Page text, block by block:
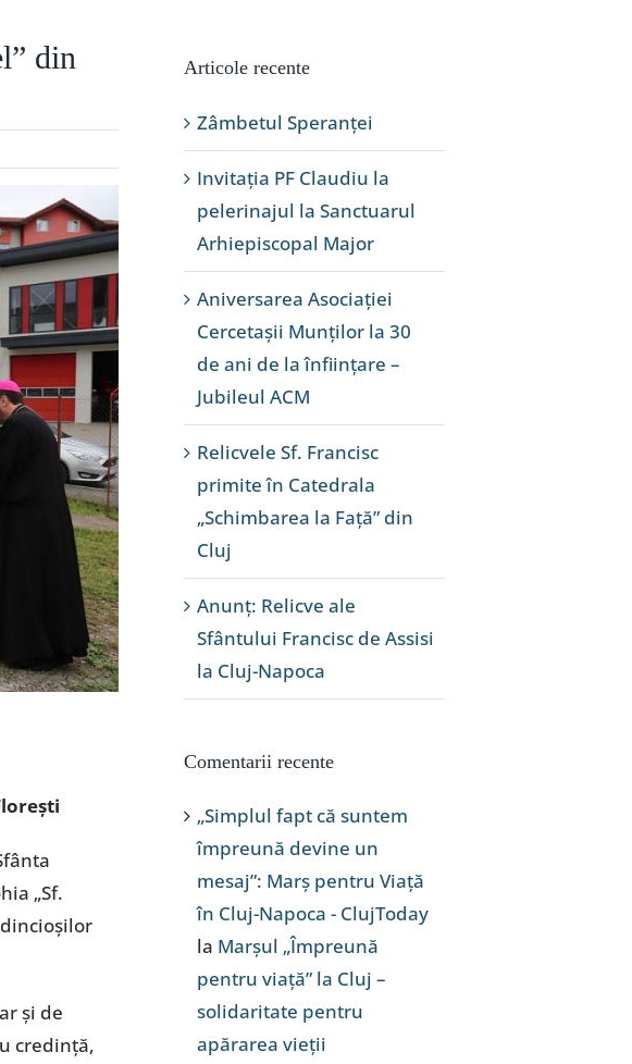
din
„Sf.
și de
credință,
Articole recente
Zâmbetul Speranței
Invitația PF Claudiu la
pelerinajul la Sanctuarul
Arhiepiscopal Major
Aniversarea Asociației
Cercetașii Munților la 30
de ani de la înființare –
Jubileul ACM
Relicvele Sf. Francisc
primite în Catedrala
„Schimbarea la Față” din
Cluj
Anunț: Relicve ale
Sfântului Francisc de Assisi
la Cluj-Napoca
Comentarii recente
„Simplul fapt că suntem
împreună devine un
mesaj”: Marș pentru Viață
în Cluj-Napoca - ClujToday
la Marșul „Împreună
pentru viață” la Cluj –
solidaritate pentru
apărarea vieții